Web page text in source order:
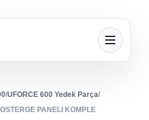
/UFORCE 600 Yedek Parça/
PANELI KOMPLE